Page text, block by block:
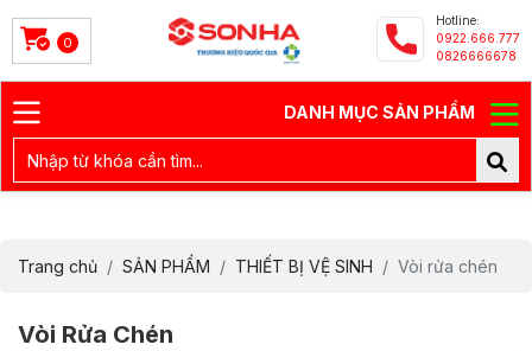
0
Hotline:
0922.666.777
0826666678
DANH MỤC SẢN PHẨM
Trang chủ SẢN PHẨM THIẾT BỊ VỆ SINH Vòi rửa chén
Vòi Rửa Chén